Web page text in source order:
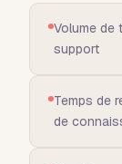
Volume de
support
Temps de
de